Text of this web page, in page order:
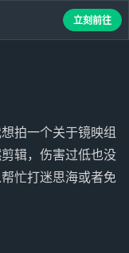
拍一个关于镜映组
辑，伤害过低也没
忙打迷思海或者免
立刻前往